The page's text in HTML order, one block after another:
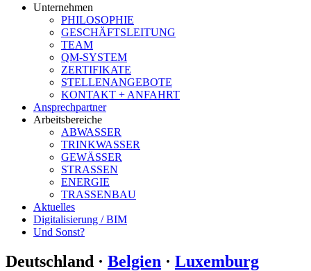
Unternehmen
PHILOSOPHIE
GESCHÄFTSLEITUNG
TEAM
QM-SYSTEM
ZERTIFIKATE
STELLENANGEBOTE
KONTAKT + ANFAHRT
Ansprechpartner
Arbeitsbereiche
ABWASSER
TRINKWASSER
GEWÄSSER
STRASSEN
ENERGIE
TRASSENBAU
Aktuelles
Digitalisierung / BIM
Und Sonst?
Deutschland · Belgien · Luxemburg